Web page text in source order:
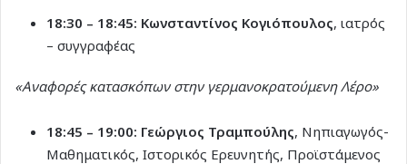
18:30 – 18:45: Κωνσταντίνος Κογιόπουλος, ιατρός
– συγγραφέας
«Αναφορές κατασκόπων στην γερμανοκρατούμενη Λέρο»
18:45 – 19:00: Γεώργιος Τραμπούλης, Νηπιαγωγός-
Μαθηματικός, Ιστορικός Ερευνητής, Προϊστάμενος